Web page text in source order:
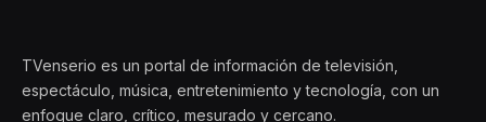
TVenserio es un portal de información de televisión,
espectáculo, música, entretenimiento y tecnología, con un
enfoque claro, crítico, mesurado y cercano.